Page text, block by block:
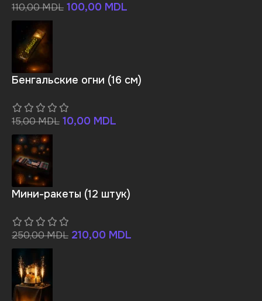
110,00MDL 100,00 MDL
Бенгальские огни (16 см)
15,00MDL 10,00 MDL
Мини-ракеты (12 штук)
250,00MDL 210,00 MDL